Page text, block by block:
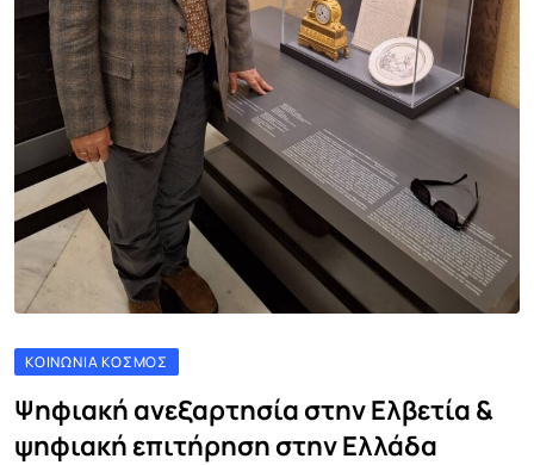
ΚΟΙΝΩΝΊΑ ΚΌΣΜΟΣ
Ψηφιακή ανεξαρτησία στην Ελβετία &
ψηφιακή επιτήρηση στην Ελλάδα